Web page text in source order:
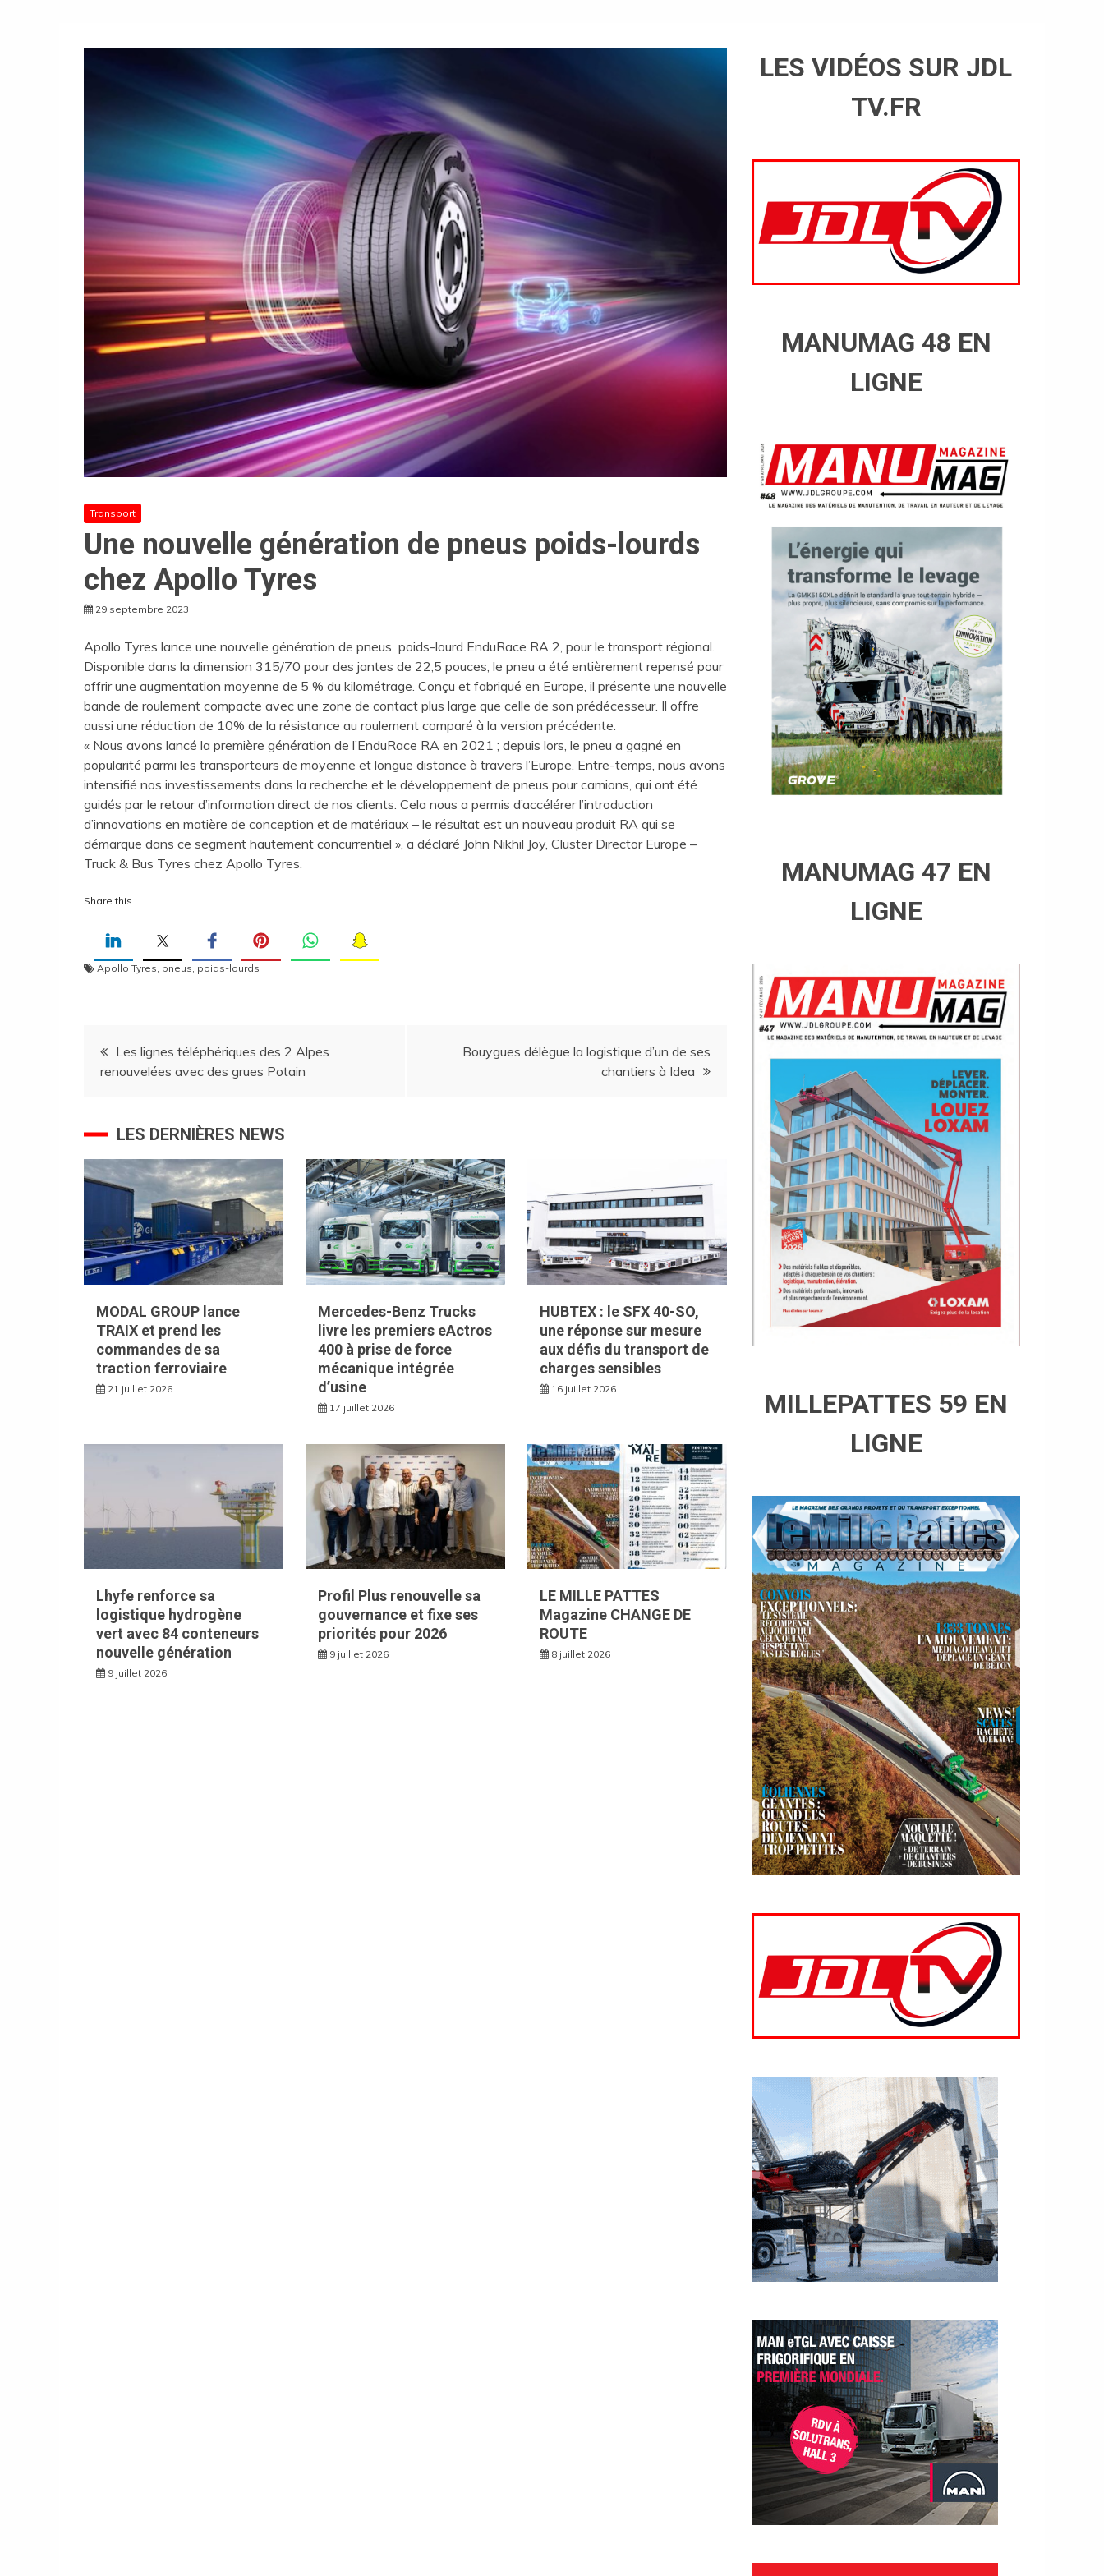
Transport
Une nouvelle génération de pneus poids-lourds
chez Apollo Tyres
29 septembre 2023
Apollo Tyres lance une nouvelle génération de pneus poids-lourd EnduRace RA 2, pour le transport régional.
Disponible dans la dimension 315/70 pour des jantes de 22,5 pouces, le pneu a été entièrement repensé pour
offrir une augmentation moyenne de 5 % du kilométrage. Conçu et fabriqué en Europe, il présente une nouvelle
bande de roulement compacte avec une zone de contact plus large que celle de son prédécesseur. Il offre
aussi une réduction de 10% de la résistance au roulement comparé à la version précédente.
« Nous avons lancé la première génération de l’EnduRace RA en 2021 ; depuis lors, le pneu a gagné en
popularité parmi les transporteurs de moyenne et longue distance à travers l’Europe. Entre-temps, nous avons
intensifié nos investissements dans la recherche et le développement de pneus pour camions, qui ont été
guidés par le retour d’information direct de nos clients. Cela nous a permis d’accélérer l’introduction
d’innovations en matière de conception et de matériaux – le résultat est un nouveau produit RA qui se
démarque dans ce segment hautement concurrentiel », a déclaré John Nikhil Joy, Cluster Director Europe –
Truck & Bus Tyres chez Apollo Tyres.
Share this…
Apollo Tyres, pneus, poids-lourds
Navigation
de
l’article
Les lignes téléphériques des 2 Alpes
renouvelées avec des grues Potain
Bouygues délègue la logistique d’un de ses
chantiers à Idea
LES DERNIÈRES NEWS
MODAL GROUP lance
TRAIX et prend les
commandes de sa
traction ferroviaire
21 juillet 2026
Mercedes-Benz Trucks
livre les premiers eActros
400 à prise de force
mécanique intégrée
d’usine
17 juillet 2026
HUBTEX : le SFX 40-SO,
une réponse sur mesure
aux défis du transport de
charges sensibles
16 juillet 2026
Lhyfe renforce sa
logistique hydrogène
vert avec 84 conteneurs
nouvelle génération
9 juillet 2026
Profil Plus renouvelle sa
gouvernance et fixe ses
priorités pour 2026
9 juillet 2026
LE MILLE PATTES
Magazine CHANGE DE
ROUTE
8 juillet 2026
LES VIDÉOS SUR JDL
TV.FR
MANUMAG 48 EN
LIGNE
MANUMAG 47 EN
LIGNE
MILLEPATTES 59 EN
LIGNE